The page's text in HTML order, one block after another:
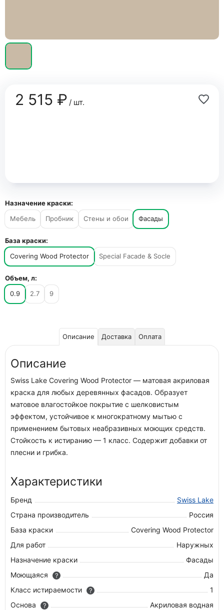
2 515 ₽/ шт.
Назначение краски:
Мебель
Пробник Стены и обои Фасады
База краски:
Covering Wood Protector
Special Facade & Socle
Объем, л:
0.9
2.7 9
Описание Доставка Оплата
Описание
Swiss Lake Covering Wood Protector — матовая акриловая
краска для любых деревянных фасадов. Образует
матовое влагостойкое покрытие с шелковистым
эффектом, устойчивое к многократному мытью с
применением бытовых неабразивных моющих средств.
Стойкость к истиранию — 1 класс. Содержит добавки от
плесни и грибка.
Характеристики
Бренд
Swiss Lake
Страна производитель
Россия
База краски
Covering Wood Protector
Для работ
Наружных
Назначение краски
Фасады
Моющаяся
?
Да
Класс истираемости
?
1
Основа
?
Акриловая водная